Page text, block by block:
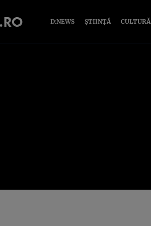
D:NEWS ȘTIINȚĂ CULTURĂ